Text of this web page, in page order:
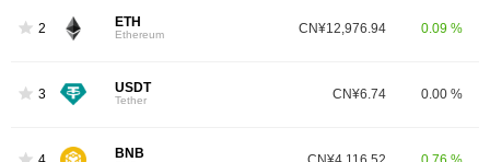
2 ETH
Ethereum CN¥12,976.94 0.09 %
3 USDT
Tether CN¥6.74 0.00 %
BNB